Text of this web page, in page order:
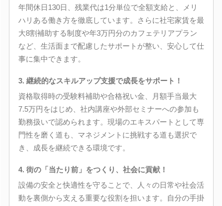
年間休日130日、残業代は1分単位で全額支給と、メリ
ハリある働き方を徹底しています。さらに社宅家賃を最
大8割補助する制度や年3万円分のカフェテリアプラン
など、生活面まで配慮したサポートが整い、安心して仕
事に集中できます。
3. 継続的なスキルアップ支援で成長をサポート！
資格取得時の受験料補助や合格祝い金、月額手当最大
7.5万円をはじめ、社内講座や外部セミナーへの参加も
勤務扱いで認められます。現場のエキスパートとして専
門性を磨く道も、マネジメントに挑戦する道も選択で
き、成長を継続できる環境です。
4. 街の「当たり前」をつくり、社会に貢献！
設備の安全と快適性を守ることで、人々の日常や社会活
動を裏側から支える重要な役割を担います。自分の手掛